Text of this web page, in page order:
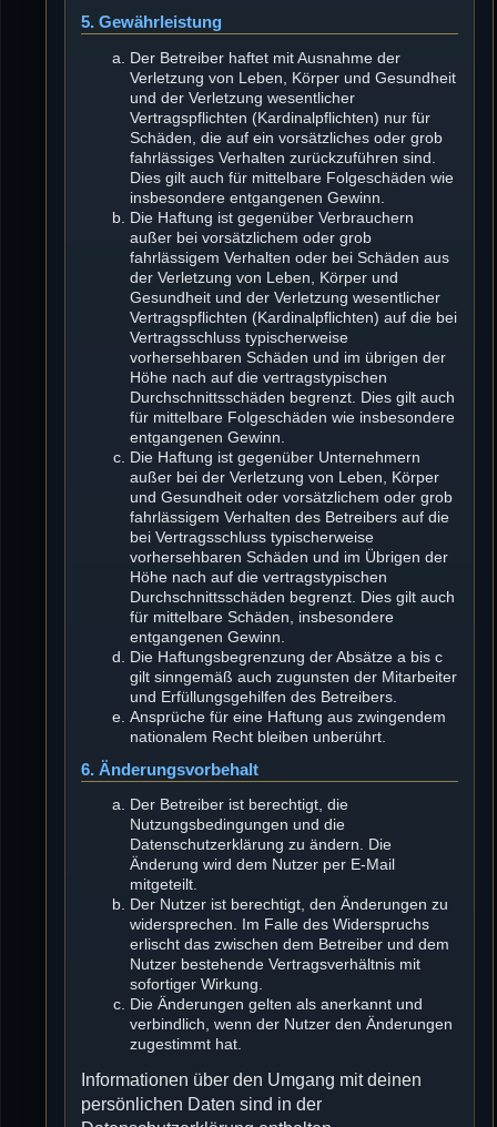
5. Gewährleistung
Der Betreiber haftet mit Ausnahme der
Verletzung von Leben, Körper und Gesundheit
und der Verletzung wesentlicher
Vertragspflichten (Kardinalpflichten) nur für
Schäden, die auf ein vorsätzliches oder grob
fahrlässiges Verhalten zurückzuführen sind.
Dies gilt auch für mittelbare Folgeschäden wie
insbesondere entgangenen Gewinn.
Die Haftung ist gegenüber Verbrauchern
außer bei vorsätzlichem oder grob
fahrlässigem Verhalten oder bei Schäden aus
der Verletzung von Leben, Körper und
Gesundheit und der Verletzung wesentlicher
Vertragspflichten (Kardinalpflichten) auf die bei
Vertragsschluss typischerweise
vorhersehbaren Schäden und im übrigen der
Höhe nach auf die vertragstypischen
Durchschnittsschäden begrenzt. Dies gilt auch
für mittelbare Folgeschäden wie insbesondere
entgangenen Gewinn.
Die Haftung ist gegenüber Unternehmern
außer bei der Verletzung von Leben, Körper
und Gesundheit oder vorsätzlichem oder grob
fahrlässigem Verhalten des Betreibers auf die
bei Vertragsschluss typischerweise
vorhersehbaren Schäden und im Übrigen der
Höhe nach auf die vertragstypischen
Durchschnittsschäden begrenzt. Dies gilt auch
für mittelbare Schäden, insbesondere
entgangenen Gewinn.
Die Haftungsbegrenzung der Absätze a bis c
gilt sinngemäß auch zugunsten der Mitarbeiter
und Erfüllungsgehilfen des Betreibers.
Ansprüche für eine Haftung aus zwingendem
nationalem Recht bleiben unberührt.
6. Änderungsvorbehalt
Der Betreiber ist berechtigt, die
Nutzungsbedingungen und die
Datenschutzerklärung zu ändern. Die
Änderung wird dem Nutzer per E-Mail
mitgeteilt.
Der Nutzer ist berechtigt, den Änderungen zu
widersprechen. Im Falle des Widerspruchs
erlischt das zwischen dem Betreiber und dem
Nutzer bestehende Vertragsverhältnis mit
sofortiger Wirkung.
Die Änderungen gelten als anerkannt und
verbindlich, wenn der Nutzer den Änderungen
zugestimmt hat.
Informationen über den Umgang mit deinen
persönlichen Daten sind in der